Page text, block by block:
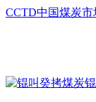
CCTD中国煤炭市